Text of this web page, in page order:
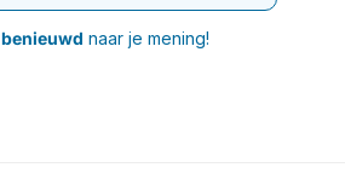
benieuwd naar je mening!